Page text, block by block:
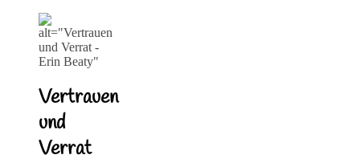
Vertrauen
und
Verrat